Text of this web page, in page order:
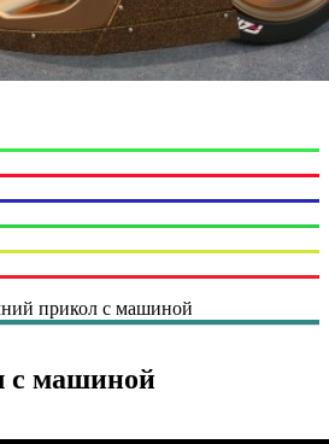
прикол с машиной
с машиной